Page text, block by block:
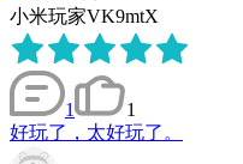
小米玩家VK9mtX
1
1
好玩了，太好玩了。